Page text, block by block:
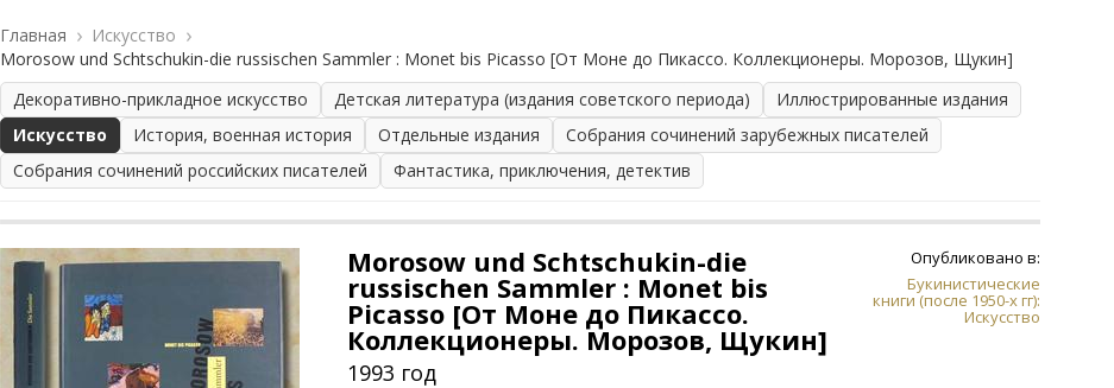
Главная
Искусство
Morosow und Schtschukin-die russischen Sammler : Monet bis Picasso [От Моне до Пикассо. Коллекционеры. Морозов, Щукин]
Декоративно-прикладное искусство
Детская литература (издания советского периода)
Иллюстрированные издания
Искусство
История, военная история Отдельные издания
Собрания сочинений зарубежных писателей
Собрания сочинений российских писателей
Фантастика, приключения, детектив
Опубликовано в:
Букинистические
книги (после 1950-х гг):
Искусство
Morosow und Schtschukin-die
russischen Sammler : Monet bis
Picasso [От Моне до Пикассо.
Коллекционеры. Морозов, Щукин]
1993 год